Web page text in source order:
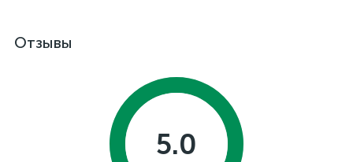
Отзывы
5.0